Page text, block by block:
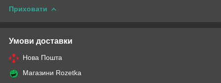
Приховати
Умови доставки
Нова Пошта
Магазини Rozetka